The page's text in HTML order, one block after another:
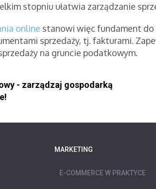
stopniu ułatwia zarządzanie
online stanowi więc fundament do
sprzedaży, tj. fakturami.
na gruncie podatkowym.
- zarządzaj gospodarką
MARKETING
E-COMMERCE W PRAKTYCE